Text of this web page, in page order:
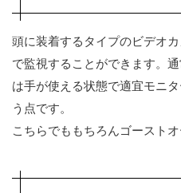
頭に装着するタイプのビデオ
で監視することができます。
は手が使える状態で適宜モニ
う点です。
こちらでももちろんゴースト